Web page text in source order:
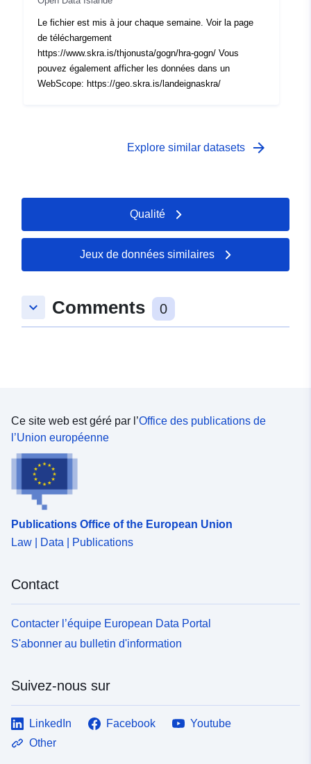
Le fichier est mis à jour chaque semaine. Voir la page
de téléchargement
https://www.skra.is/thjonusta/gogn/hra-gogn/ Vous
pouvez également afficher les données dans un
WebScope: https://geo.skra.is/landeignaskra/
Explore similar datasets arrow_forward
Qualité
Jeux de données similaires
keyboard_arrow_down Comments 0
Ce site web est géré par l’Office des publications de
l’Union européenne
Publications Office of the European Union
Law | Data | Publications
Contact
Contacter l’équipe European Data Portal
S'abonner au bulletin d'information
Suivez-nous sur
LinkedIn Facebook
Youtube
Other